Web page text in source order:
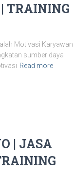
TRAINING
Motivasi Karyawan
sumber daya
Read more
| JASA